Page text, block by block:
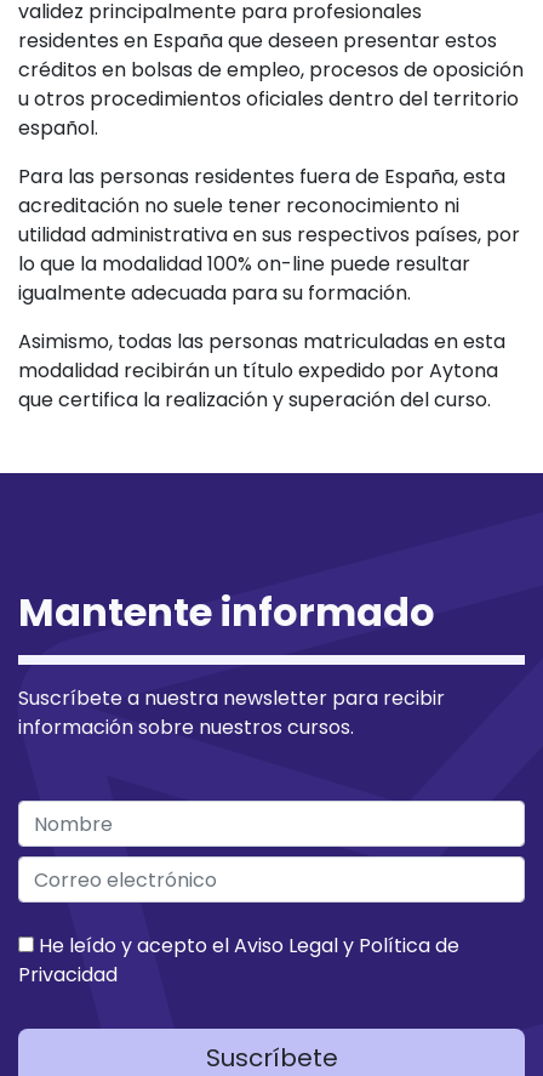
validez principalmente para profesionales
residentes en España que deseen presentar estos
créditos en bolsas de empleo, procesos de oposición
u otros procedimientos oficiales dentro del territorio
español.
Para las personas residentes fuera de España, esta
acreditación no suele tener reconocimiento ni
utilidad administrativa en sus respectivos países, por
lo que la modalidad 100% on-line puede resultar
igualmente adecuada para su formación.
Asimismo, todas las personas matriculadas en esta
modalidad recibirán un título expedido por Aytona
que certifica la realización y superación del curso.
Mantente informado
Suscríbete a nuestra newsletter para recibir
información sobre nuestros cursos.
He leído y acepto elAviso Legaly Política de
Privacidad
Suscríbete